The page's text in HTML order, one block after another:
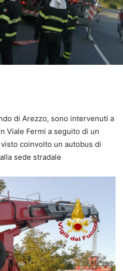
di Arezzo, sono intervenuti a
Viale Fermi a seguito di un
coinvolto un autobus di
sede stradale